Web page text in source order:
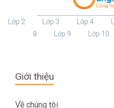
Lớp 2 Lớp 3 Lớp 4
8
Lớp 9 Lớp 10
Giới thiệu
Về chúng tôi